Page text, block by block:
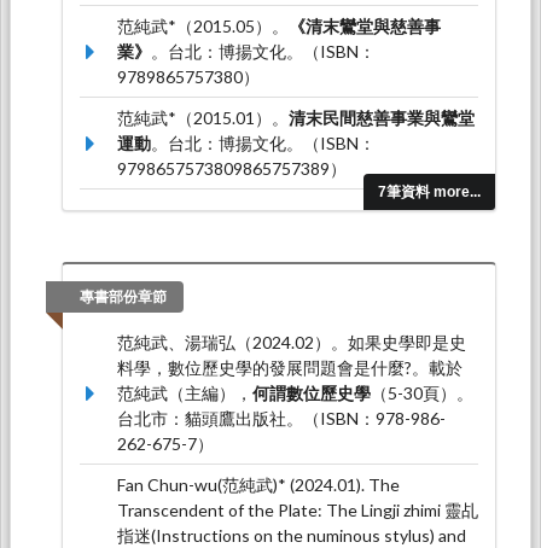
University of Erlangen-Nrnberg。
7筆資料 more...
范純武*（2015.05）。
《清末鸞堂與慈善事
業》 。台北：博揚文化。（ISBN：
9789865757380）
范純武*（2015.01）。 清末民間慈善事業與鸞堂
運動。台北：博揚文化。（ISBN：
9798657573809865757389）
李世偉、王見川、范純武（2005.11）。新修大
9579870667）
專書部份章節
范純武、湯瑞弘（2024.02）。如果史學即是史
料學，數位歷史學的發展問題會是什麼?。載於
范純武（主編）， 何謂數位歷史學 （5-30頁）。
台北市：貓頭鷹出版社。（ISBN：978-986-
262-675-7）
Fan Chun-wu(范純武)* (2024.01). The
Transcendent of the Plate: The Lingji zhimi 靈乩
指迷(Instructions on the numinous stylus) and